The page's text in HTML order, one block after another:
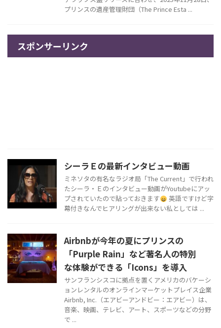
プリンスの遺産管理財団（The Prince Esta ...
スポンサーリンク
シーラＥの最新インタビュー動画
ミネソタの有名なラジオ局「The Current」で行われ
たシーラ・Ｅのインタビュー動画がYoutubeにアッ
プされていたので貼っておきます
英語ですけど字
幕付きなんでヒアリングが出来ない私としては ...
Airbnbが今年の夏にプリンスの
「Purple Rain」など著名人の特別
な体験ができる「Icons」を導入
サンフランシスコに拠点を置くアメリカのバケーシ
ョンレンタルのオンラインマーケットプレイス企業
Airbnb, Inc.（エアビーアンドビー：エアビー）は、
音楽、映画、テレビ、アート、スポーツなどの分野
で ...